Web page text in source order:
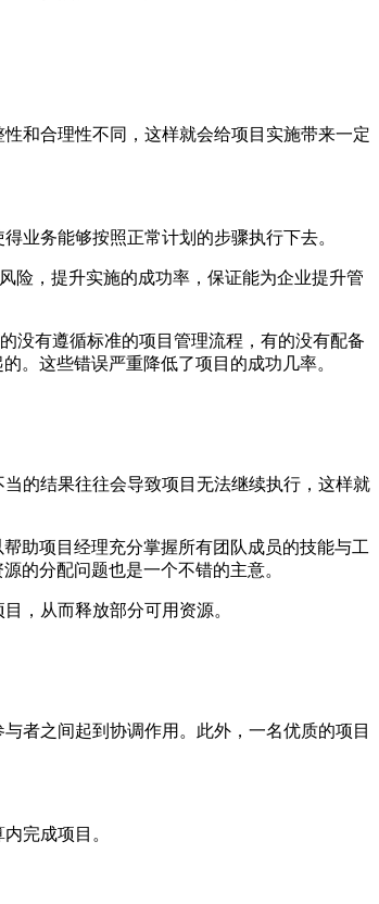
和合理性不同，这样就会给项目实施带来一定
务能够按照正常计划的步骤执行下去。
险，提升实施的成功率，保证能为企业提升管
有遵循标准的项目管理流程，有的没有配备
。这些错误严重降低了项目的成功几率。
的结果往往会导致项目无法继续执行，这样就
助项目经理充分掌握所有团队成员的技能与工
的分配问题也是一个不错的主意。
，从而释放部分可用资源。
者之间起到协调作用。此外，一名优质的项目
完成项目。